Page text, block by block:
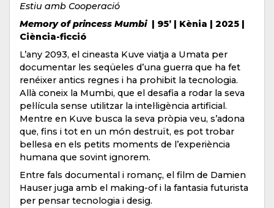
Estiu amb Cooperació
Memory of princess Mumbi| 95’ | Kènia | 2025 |
Ciència-ficció
L’any 2093, el cineasta Kuve viatja a Umata per
documentar les seqüeles d’una guerra que ha fet
renéixer antics regnes i ha prohibit la tecnologia.
Allà coneix la Mumbi, que el desafia a rodar la seva
pel·lícula sense utilitzar la intel·ligència artificial.
Mentre en Kuve busca la seva pròpia veu, s’adona
que, fins i tot en un món destruït, es pot trobar
bellesa en els petits moments de l’experiència
humana que sovint ignorem.
Entre fals documental i romanç, el film de Damien
Hauser juga amb el making-of i la fantasia futurista
per pensar tecnologia i desig.